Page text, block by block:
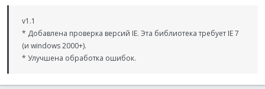
v1.1
* Добавлена проверка версий IE. Эта библиотека требует IE 7
(и windows 2000+).
* Улучшена обработка ошибок.